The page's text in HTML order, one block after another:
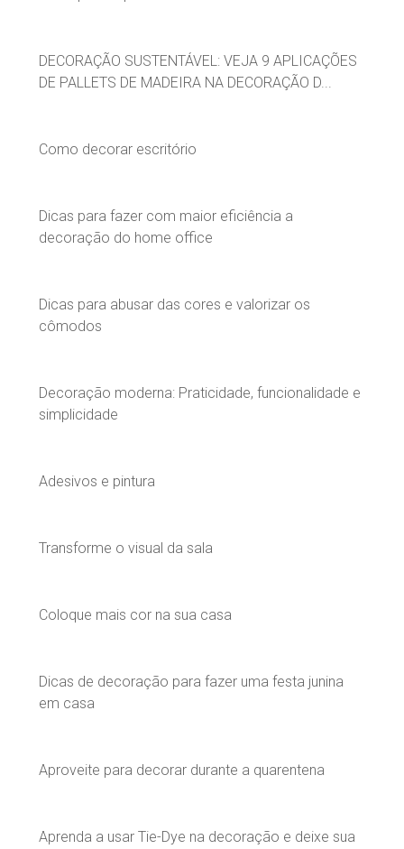
DECORAÇÃO SUSTENTÁVEL: VEJA 9 APLICAÇÕES
DE PALLETS DE MADEIRA NA DECORAÇÃO D...
Como decorar escritório
Dicas para fazer com maior eficiência a
decoração do home office
Dicas para abusar das cores e valorizar os
cômodos
Decoração moderna: Praticidade, funcionalidade e
simplicidade
Adesivos e pintura
Transforme o visual da sala
Coloque mais cor na sua casa
Dicas de decoração para fazer uma festa junina
em casa
Aproveite para decorar durante a quarentena
Aprenda a usar Tie-Dye na decoração e deixe sua